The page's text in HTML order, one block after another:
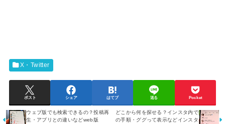
X・Twitter
ポスト シェア はてブ 送る Pocket
ウェブ版でも検索できるの？投稿再
生・アプリとの違いなどweb版
どこから何を探せる？インスタ内で
の手順・ググって表示などインスタ